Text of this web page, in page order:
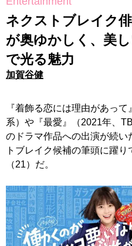
ネクストブレイク
が奥ゆかしく、美し
で光る魅力
加賀谷健
『着飾る恋には理由があっ
系）や『最愛』（2021年、
のドラマ作品への出演が続い
トブレイク候補の筆頭に躍
（21）だ。